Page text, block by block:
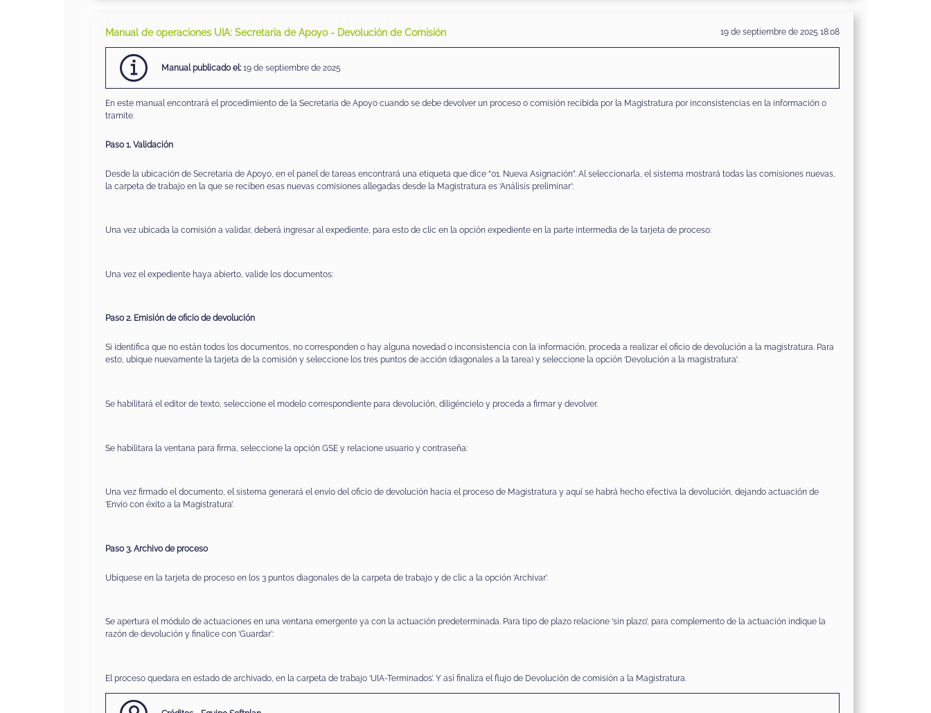
Manual de operaciones UIA: Secretaria de Apoyo - Devolución de Comisión 19 de septiembre de 2025 18:08
Manual publicadoel: 19 de septiembre de 2025
En este manual encontrará el procedimiento de la Secretaria de Apoyo cuando se debe devolver un proceso o comisión recibida por la Magistratura por inconsistencias en la información o
tramite.
Paso 1. Validación
Desde la ubicación de Secretaria de Apoyo, en el panel de tareas encontrará una etiqueta que dice “01. Nueva Asignación”. Al seleccionarla, el sistema mostrará todas las comisiones nuevas,
la carpeta de trabajo en la que se reciben esas nuevas comisiones allegadas desde la Magistratura es ‘Análisis preliminar’:
Una vez ubicada la comisión a validar, deberá ingresar al expediente, para esto de clic en la opción expediente en la parte intermedia de la tarjeta de proceso:
Una vez el expediente haya abierto, valide los documentos:
Paso 2. Emisión de oficio de devolución
Si identifica que no están todos los documentos, no corresponden o hay alguna novedad o inconsistencia con la información, proceda a realizar el oficio de devolución a la magistratura. Para
esto, ubique nuevamente la tarjeta de la comisión y seleccione los tres puntos de acción (diagonales a la tarea) y seleccione la opción ‘Devolución a la magistratura’:
Se habilitará el editor de texto, seleccione el modelo correspondiente para devolución, diligéncielo y proceda a firmar y devolver.
Se habilitara la ventana para firma, seleccione la opción GSE y relacione usuario y contraseña:
Una vez firmado el documento, el sistema generará el envío del oficio de devolución hacia el proceso de Magistratura y aquí se habrá hecho efectiva la devolución, dejando actuación de
‘Envío con éxito a la Magistratura’.
Paso 3. Archivo de proceso
Ubíquese en la tarjeta de proceso en los 3 puntos diagonales de la carpeta de trabajo y de clic a la opción ‘Archivar’.
Se apertura el módulo de actuaciones en una ventana emergente ya con la actuación predeterminada. Para tipo de plazo relacione ‘sin plazo’, para complemento de la actuación indique la
razón de devolución y finalice con ‘Guardar’:
El proceso quedara en estado de archivado, en la carpeta de trabajo ‘UIA-Terminados’. Y así finaliza el flujo de Devolución de comisión a la Magistratura.